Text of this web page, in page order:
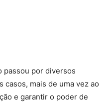
passou por diversos
casos, mais de uma vez ao
e garantir o poder de